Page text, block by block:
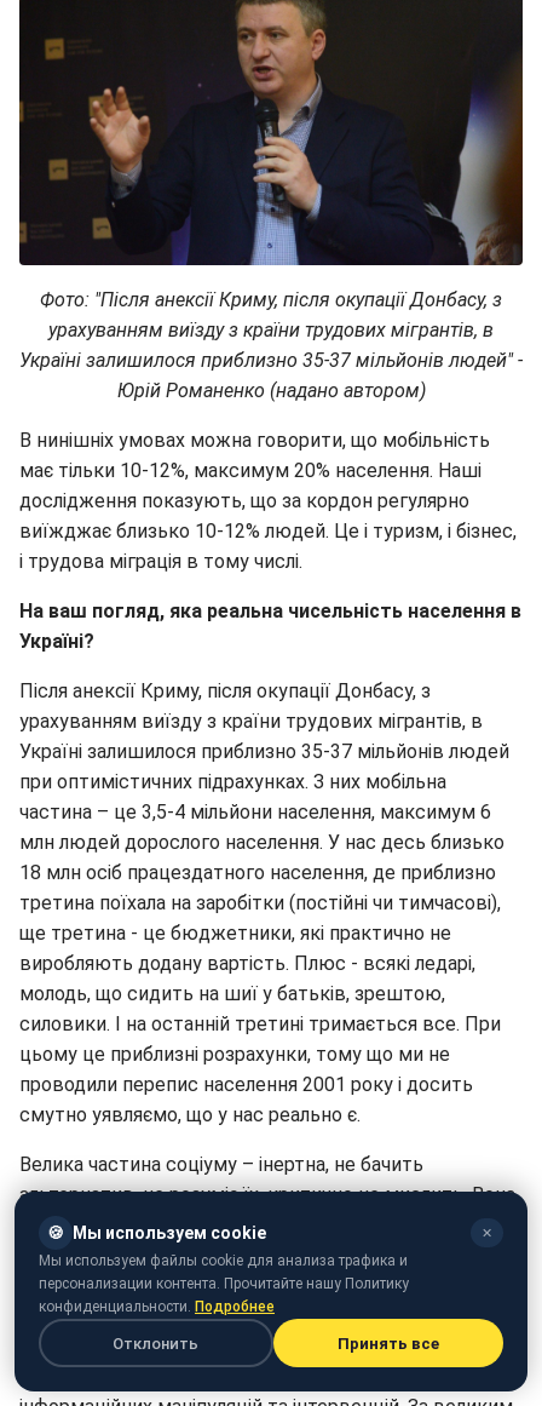
Фото: "Після анексії Криму, після окупації Донбасу, з
урахуванням виїзду з країни трудових мігрантів, в
Україні залишилося приблизно 35-37 мільйонів людей" -
Юрій Романенко (надано автором)
В нинішніх умовах можна говорити, що мобільність
має тільки 10-12%, максимум 20% населення. Наші
дослідження показують, що за кордон регулярно
виїжджає близько 10-12% людей. Це і туризм, і бізнес,
і трудова міграція в тому числі.
На ваш погляд, яка реальна чисельність населення в
Україні?
Після анексії Криму, після окупації Донбасу, з
урахуванням виїзду з країни трудових мігрантів, в
Україні залишилося приблизно 35-37 мільйонів людей
при оптимістичних підрахунках. З них мобільна
частина – це 3,5-4 мільйони населення, максимум 6
млн людей дорослого населення. У нас десь близько
18 млн осіб працездатного населення, де приблизно
третина поїхала на заробітки (постійні чи тимчасові),
ще третина - це бюджетники, які практично не
виробляють додану вартість. Плюс - всякі ледарі,
молодь, що сидить на шиї у батьків, зрештою,
силовики. І на останній третині тримається все. При
цьому це приблизні розрахунки, тому що ми не
проводили перепис населення 2001 року і досить
смутно уявляємо, що у нас реально є.
Велика частина соціуму – інертна, не бачить
альтернатив, не розуміє їх, критично не мислить. Вона
знаходиться під потужним впливом засобів масової
інформації, включаючи інтернет. Але, насамперед, під
впливом телебачення. 80% українців отримують
інформацію про світ з телевізора. Оскільки критично
мислити в школах і вузах українців не вчили і не
🍪 Мы используем cookie ✕
Мы используем файлы cookie для анализа трафика и
персонализации контента. Прочитайте нашу Политику
конфиденциальности. Подробнее
Отклонить Принять все